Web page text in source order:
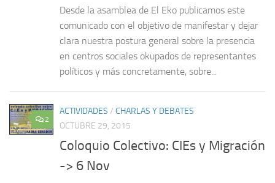
Desde la asamblea de El Eko publicamos este
comunicado con el objetivo de manifestar y dejar
clara nuestra postura general sobre la presencia
en centros sociales okupados de representantes
políticos y más concretamente, sobre...
2
ACTIVIDADES / CHARLAS Y DEBATES
OCTUBRE 29, 2015
Coloquio Colectivo: CIEs y Migración
-> 6 Nov